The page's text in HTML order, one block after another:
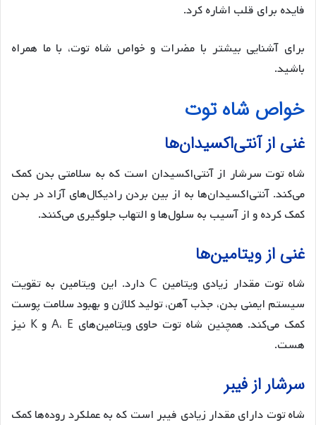
فایده برای قلب اشاره کرد.
برای آشنایی بیشتر با مضرات و خواص شاه توت، با ما همراه
باشید.
خواص شاه توت
غنی از آنتی‌اکسیدان‌ها
شاه توت سرشار از آنتی‌اکسیدان است که به سلامتی بدن کمک
می‌کند. آنتی‌اکسیدان‌ها به از بین بردن رادیکال‌های آزاد در بدن
کمک کرده و از آسیب به سلول‌ها و التهاب جلوگیری می‌کنند.
غنی از ویتامین‌ها
شاه توت مقدار زیادی ویتامین C دارد. این ویتامین به تقویت
سیستم ایمنی بدن، جذب آهن، تولید کلاژن و بهبود سلامت پوست
کمک می‌کند. همچنین شاه توت حاوی ویتامین‌های A، E و K نیز
هست.
سرشار از فیبر
شاه توت دارای مقدار زیادی فیبر است که به عملکرد روده‌ها کمک